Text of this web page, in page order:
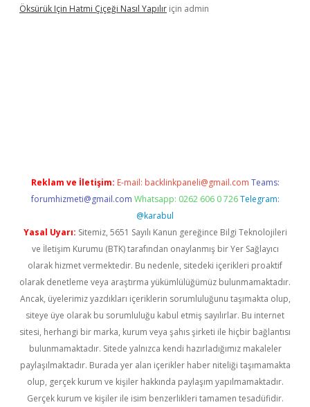
Öksürük Için Hatmi Çiçeği Nasıl Yapılır için admin
Reklam ve İletişim: E-mail: backlinkpaneli@gmail.com Teams:
forumhizmeti@gmail.com Whatsapp: 0262 606 0 726 Telegram:
@karabul
Yasal Uyarı: Sitemiz, 5651 Sayılı Kanun gereğince Bilgi Teknolojileri
ve İletişim Kurumu (BTK) tarafından onaylanmış bir Yer Sağlayıcı
olarak hizmet vermektedir. Bu nedenle, sitedeki içerikleri proaktif
olarak denetleme veya araştırma yükümlülüğümüz bulunmamaktadır.
Ancak, üyelerimiz yazdıkları içeriklerin sorumluluğunu taşımakta olup,
siteye üye olarak bu sorumluluğu kabul etmiş sayılırlar. Bu internet
sitesi, herhangi bir marka, kurum veya şahıs şirketi ile hiçbir bağlantısı
bulunmamaktadır. Sitede yalnızca kendi hazırladığımız makaleler
paylaşılmaktadır. Burada yer alan içerikler haber niteliği taşımamakta
olup, gerçek kurum ve kişiler hakkında paylaşım yapılmamaktadır.
Gerçek kurum ve kişiler ile isim benzerlikleri tamamen tesadüfidir.